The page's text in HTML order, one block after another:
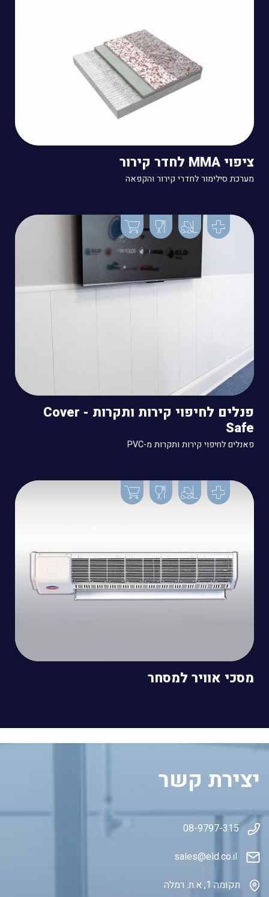
ציפוי MMA לחדר קירור
מערכת סילימור לחדרי קירור והקפאה
פנלים לחיפוי קירות ותקרות - Cover
Safe
פאנלים לחיפוי קירות ותקרות מ-PVC
מסכי אוויר למסחר
יצירת קשר
08-9797-315
sales@eld.co.il
תקומה 1, א.ת. רמלה